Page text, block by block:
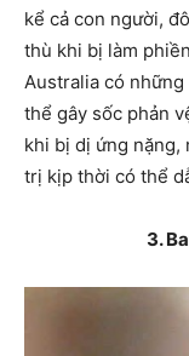
kể cả con người,
thù khi bị làm
Australia có
thể gây sốc phản
khi bị dị ứng
trị kịp thời có thể
3.